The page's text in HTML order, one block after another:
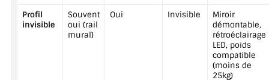
Profil
invisible
Souvent
oui (rail
mural)
Oui Invisible
Miroir
démontable,
rétroéclairage
LED, poids
compatible
(moins de
25kg)